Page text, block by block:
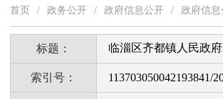
首页 / 政务公开 / 政府信息公开 / 政府信
标题： 临淄区齐都镇人民政
索引号： 113703050042193841/